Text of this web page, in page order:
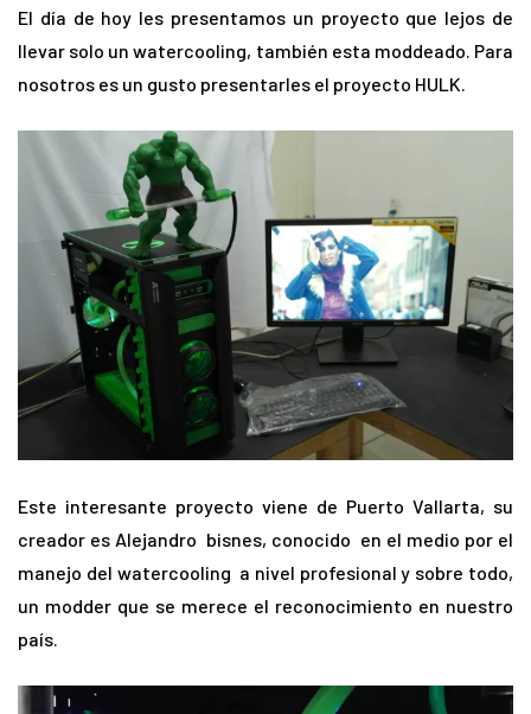
El día de hoy les presentamos un proyecto que lejos de
llevar solo un watercooling, también esta moddeado. Para
nosotros es un gusto presentarles el proyecto HULK.
Este interesante proyecto viene de Puerto Vallarta, su
creador es Alejandro bisnes, conocido en el medio por el
manejo del watercooling a nivel profesional y sobre todo,
un modder que se merece el reconocimiento en nuestro
país.